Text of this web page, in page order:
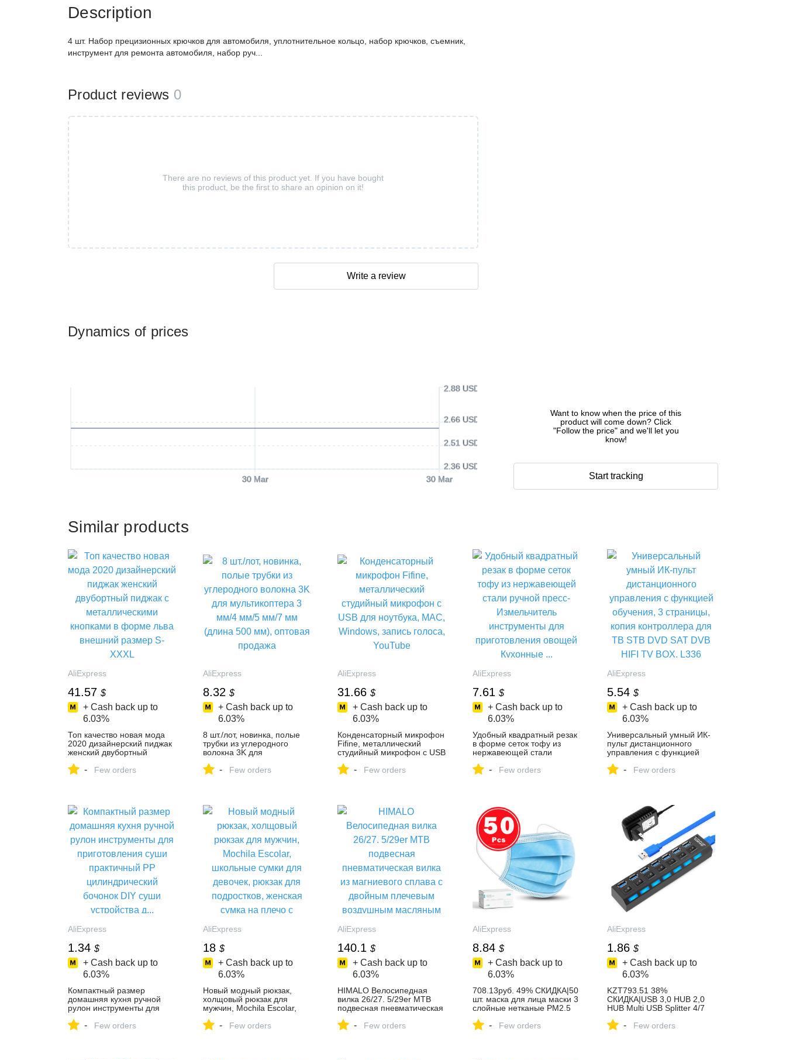
Dynamics of prices
30 Mar 30 Mar
2.36 USD
2.51 USD
2.66 USD
2.88 USD
Want to know when the price of this
product will come down? Click
"Follow the price" and we'll let you
know!
Start tracking
Description
4 шт. Набор прецизионных крючков для автомобиля, уплотнительное кольцо, набор крючков, съемник,
инструмент для ремонта автомобиля, набор руч...
Product reviews 0
There are no reviews of this product yet. If you have bought
this product, be the first to share an opinion on it!
Write a review
Similar products
AliExpress
41.57 $
+ Cash back up to
6.03%
Топ качество новая мода
2020 дизайнерский пиджак
женский двубортный
кнопками в форме льва
- Few orders
AliExpress
8.32 $
+ Cash back up to
6.03%
8 шт./лот, новинка, полые
трубки из углеродного
волокна 3K для
мм/7 мм (длина 500 мм),
- Few orders
AliExpress
31.66 $
+ Cash back up to
6.03%
Конденсаторный микрофон
Fifine, металлический
студийный микрофон с USB
Windows, запись голоса,
- Few orders
AliExpress
7.61 $
+ Cash back up to
6.03%
Удобный квадратный резак
в форме сеток тофу из
нержавеющей стали
инструменты для
- Few orders
AliExpress
5.54 $
+ Cash back up to
6.03%
Универсальный умный ИК-
пульт дистанционного
управления с функцией
копия контроллера для ТВ
- Few orders
AliExpress
1.34 $
+ Cash back up to
6.03%
Компактный размер
домашняя кухня ручной
рулон инструменты для
практичный PP
- Few orders
AliExpress
18 $
+ Cash back up to
6.03%
Новый модный рюкзак,
холщовый рюкзак для
мужчин, Mochila Escolar,
девочек, рюкзак для
- Few orders
AliExpress
140.1 $
+ Cash back up to
6.03%
HIMALO Велосипедная
вилка 26/27. 5/29er MTB
подвесная пневматическая
с двойным плечевым
- Few orders
AliExpress
8.84 $
+ Cash back up to
6.03%
708.13руб. 49% СКИДКА|50
шт. маска для лица маски 3
слойные нетканые PM2.5
одноразовые маски для
- Few orders
AliExpress
1.86 $
+ Cash back up to
6.03%
KZT793.51 38%
СКИДКА|USB 3,0 HUB 2,0
HUB Multi USB Splitter 4/7
3 Hab с адаптером питания
- Few orders